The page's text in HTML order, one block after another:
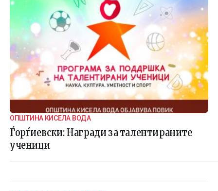
ОПШТИНА КИСЕЛА ВОДА
Ѓорѓиевски: Награди за талентираните
ученици